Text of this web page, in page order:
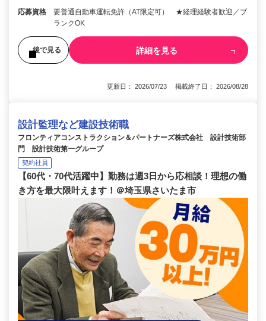
応募資格
要普通自動車運転免許（AT限定可） ★経理経験者歓迎／ブ
ランクOK
後で見る 詳細を見る
更新日： 2026/07/23 掲載終了日： 2026/08/28
設計監理など建設技術職
フロンティアコンストラクション＆パートナーズ株式会社 設計技術部
門 設計技術第一グループ
契約社員
【60代・70代活躍中】勤務は週3日から応相談！理想の働
き方を最大限叶えます！＠埼玉県さいたま市